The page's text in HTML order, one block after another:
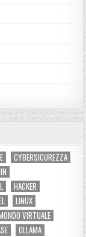
CYBERSICUREZZA
HACKER
LINUX
VIRTUALE
OLLAMA